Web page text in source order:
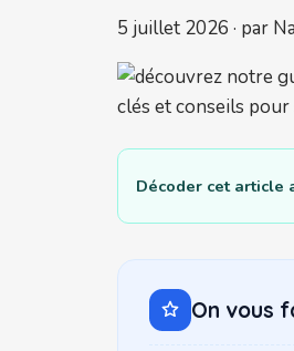
5 juillet 2026 · par
Décoder cet article
On vous